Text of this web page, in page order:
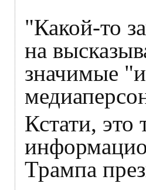
"Какой-то
на
значимые
Кстати,
Трампа